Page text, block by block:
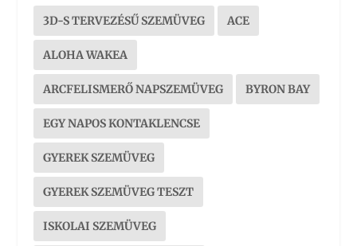
3D-S TERVEZÉSŰ SZEMÜVEG ACE
ALOHA WAKEA
ARCFELISMERŐ NAPSZEMÜVEG BYRON BAY
EGY NAPOS KONTAKLENCSE
GYEREK SZEMÜVEG
GYEREK SZEMÜVEG TESZT
ISKOLAI SZEMÜVEG